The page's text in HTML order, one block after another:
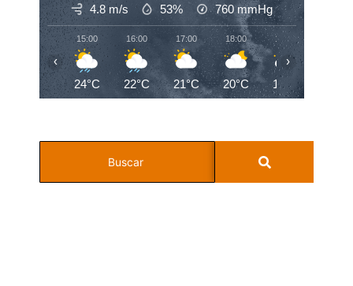
4.8 m/s 53% 760mmHg
15:00
24°C
16:00
22°C
17:00
21°C
18:00
20°C
19:00
19°C
‹ ›